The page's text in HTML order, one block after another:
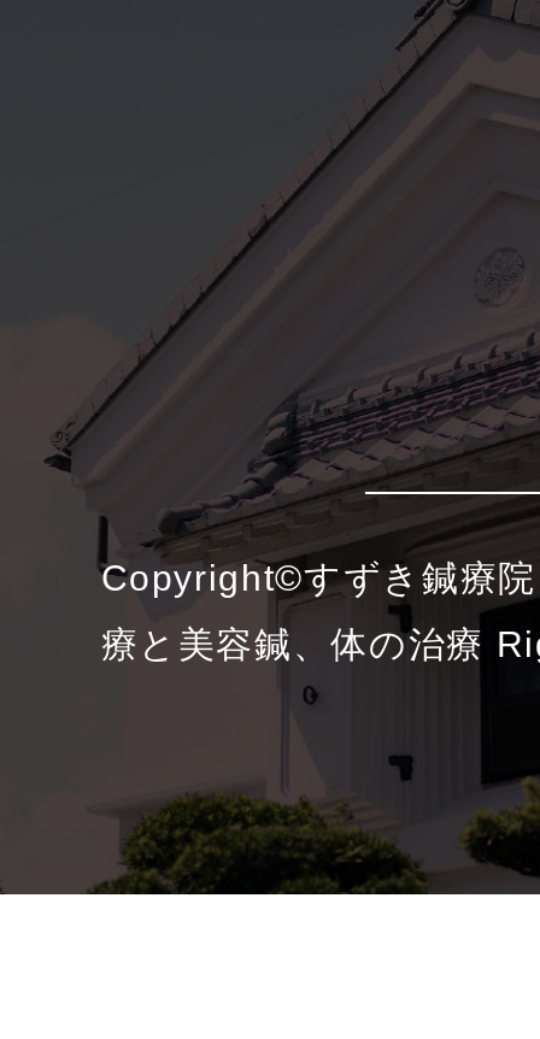
Copyright©すずき鍼療
療と美容鍼、体の治療